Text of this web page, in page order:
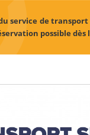
service de
possible dès